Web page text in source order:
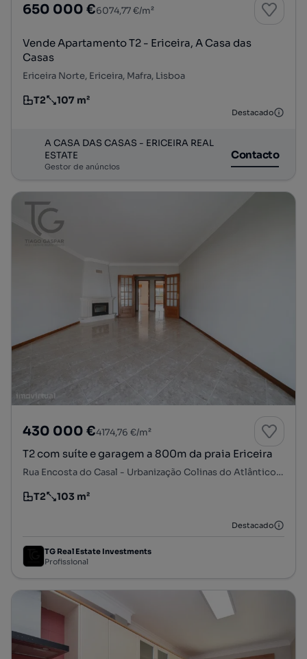
650 000 €6074,77 €/m²
Vende Apartamento T2 - Ericeira, A Casa das
Casas
Ericeira Norte, Ericeira, Mafra, Lisboa
Tipologia
T2
Preço por metro quadrado
107 m²
Destacado
A CASA DAS CASAS - ERICEIRA REAL
ESTATE
Gestor de anúncios
Contacto
430 000 €4174,76 €/m²
T2 com suíte e garagem a 800m da praia Ericeira
Rua Encosta do Casal - Urbanização Colinas do Atlântico, Ericeira Norte, Ericeira, Mafra, Lisboa
Tipologia
T2
Preço por metro quadrado
103 m²
Destacado
TG Real Estate Investments
Profissional